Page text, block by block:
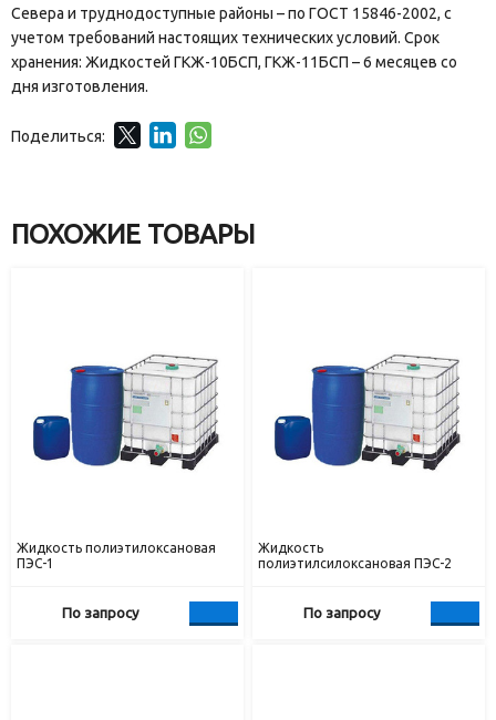
Севера и труднодоступные районы – по ГОСТ 15846-2002, с
учетом требований настоящих технических условий. Срок
хранения: Жидкостей ГКЖ-10БСП, ГКЖ-11БСП – 6 месяцев со
дня изготовления.
Поделиться:
ПОХОЖИЕ ТОВАРЫ
Жидкость полиэтилоксановая
ПЭС-1
По запросу
Жидкость
полиэтилсилоксановая ПЭС-2
По запросу